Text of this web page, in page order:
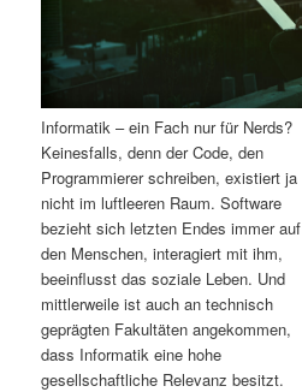
n
l
t
s
p
n
h
a
l
t
Informatik – ein Fach nur für Nerds?
Keinesfalls, denn der Code, den
Programmierer schreiben, existiert ja
nicht im luftleeren Raum. Software
bezieht sich letzten Endes immer auf
den Menschen, interagiert mit ihm,
beeinflusst das soziale Leben. Und
mittlerweile ist auch an technisch
geprägten Fakultäten angekommen,
dass Informatik eine hohe
gesellschaftliche Relevanz besitzt.